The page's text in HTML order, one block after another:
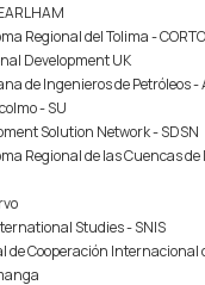
Regional del Tolima -
Development UK
de Ingenieros de Petróleos -
- SU
Solution Network - SDSN
Regional de las Cuencas de
Studies - SNIS
de Cooperación Internacional